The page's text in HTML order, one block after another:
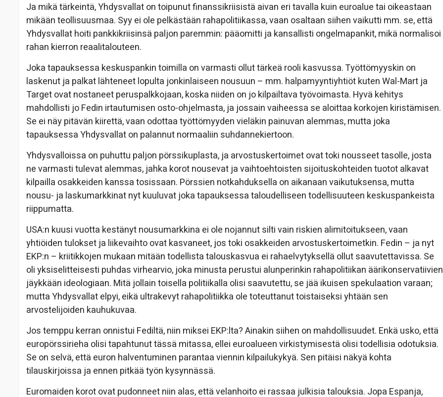
Ja mikä tärkeintä, Yhdysvallat on toipunut finanssikriisistä aivan eri tavalla kuin euroalue tai oikeastaan
mikään teollisuusmaa. Syy ei ole pelkästään rahapolitiikassa, vaan osaltaan siihen vaikutti mm. se, että
Yhdysvallat hoiti pankkikriisinsä paljon paremmin: pääomitti ja kansallisti ongelmapankit, mikä normalisoi
rahan kierron reaalitalouteen.
Joka tapauksessa keskuspankin toimilla on varmasti ollut tärkeä rooli kasvussa. Työttömyyskin on
laskenut ja palkat lähteneet lopulta jonkinlaiseen nousuun – mm. halpamyyntiyhtiöt kuten Wal-Mart ja
Target ovat nostaneet peruspalkkojaan, koska niiden on jo kilpailtava työvoimasta. Hyvä kehitys
mahdollisti jo Fedin irtautumisen osto-ohjelmasta, ja jossain vaiheessa se aloittaa korkojen kiristämisen.
Se ei näy pitävän kiirettä, vaan odottaa työttömyyden vieläkin painuvan alemmas, mutta joka
tapauksessa Yhdysvallat on palannut normaaliin suhdannekiertoon.
Yhdysvalloissa on puhuttu paljon pörssikuplasta, ja arvostuskertoimet ovat toki nousseet tasolle, josta
ne varmasti tulevat alemmas, jahka korot nousevat ja vaihtoehtoisten sijoituskohteiden tuotot alkavat
kilpailla osakkeiden kanssa tosissaan. Pörssien notkahduksella on aikanaan vaikutuksensa, mutta
nousu- ja laskumarkkinat nyt kuuluvat joka tapauksessa taloudelliseen todellisuuteen keskuspankeista
riippumatta.
USA:n kuusi vuotta kestänyt nousumarkkina ei ole nojannut silti vain riskien alimitoitukseen, vaan
yhtiöiden tulokset ja liikevaihto ovat kasvaneet, jos toki osakkeiden arvostuskertoimetkin. Fedin – ja nyt
EKP:n – kriitikkojen mukaan mitään todellista talouskasvua ei rahaelvytyksellä ollut saavutettavissa. Se
oli yksiselitteisesti puhdas virhearvio, joka minusta perustui alunperinkin rahapolitiikan äärikonservatiivien
jäykkään ideologiaan. Mitä jollain toisella politiikalla olisi saavutettu, se jää ikuisen spekulaation varaan;
mutta Yhdysvallat elpyi, eikä ultrakevyt rahapolitiikka ole toteuttanut toistaiseksi yhtään sen
arvostelijoiden kauhukuvaa.
Jos temppu kerran onnistui Fediltä, niin miksei EKP:lta? Ainakin siihen on mahdollisuudet. Enkä usko, että
europörssirieha olisi tapahtunut tässä mitassa, ellei euroalueen virkistymisestä olisi todellisia odotuksia.
Se on selvä, että euron halventuminen parantaa viennin kilpailukykyä. Sen pitäisi näkyä kohta
tilauskirjoissa ja ennen pitkää työn kysynnässä.
Euromaiden korot ovat pudonneet niin alas, että velanhoito ei rassaa julkisia talouksia. Jopa Espanja,